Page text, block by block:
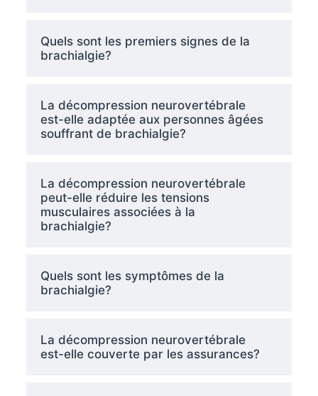
Quels sont les premiers signes de la
brachialgie?
La décompression neurovertébrale
est-elle adaptée aux personnes âgées
souffrant de brachialgie?
La décompression neurovertébrale
peut-elle réduire les tensions
musculaires associées à la
brachialgie?
Quels sont les symptômes de la
brachialgie?
La décompression neurovertébrale
est-elle couverte par les assurances?